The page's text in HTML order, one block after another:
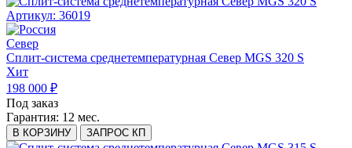
Артикул: 36019
Север
Сплит-система среднетемпературная Север MGS 320 S
Хит
198 000 ₽
Под заказ
Гарантия: 12 мес.
В КОРЗИНУ ЗАПРОС КП